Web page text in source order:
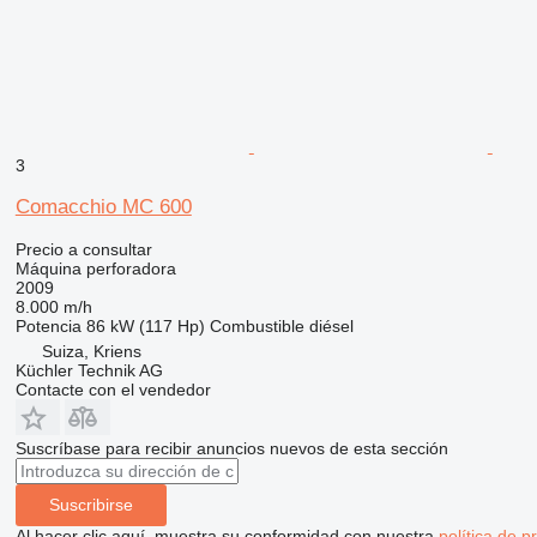
3
Comacchio MC 600
Precio a consultar
Máquina perforadora
2009
8.000 m/h
Potencia 86 kW (117 Hp) Combustible diésel
Suiza, Kriens
Küchler Technik AG
Contacte con el vendedor
Suscríbase para recibir anuncios nuevos de esta sección
Suscribirse